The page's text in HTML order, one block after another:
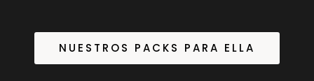
NUESTROS PACKS PARA ELLA